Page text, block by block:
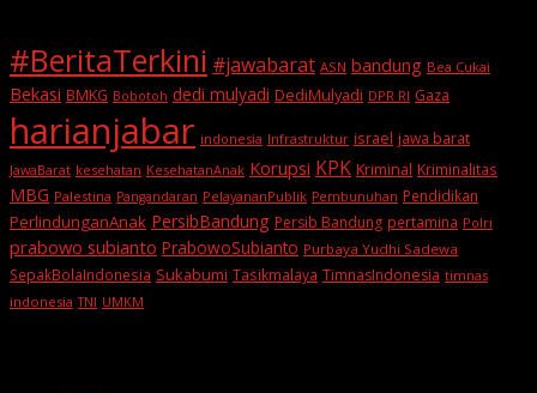
#BeritaTerkini #jawabarat ASN bandung Bea Cukai
Bekasi BMKG Bobotoh dedi mulyadi DediMulyadi DPR RI Gaza
harianjabar indonesia Infrastruktur israel jawa barat
JawaBarat kesehatan KesehatanAnak Korupsi KPK Kriminal Kriminalitas
MBG Palestina Pangandaran PelayananPublik Pembunuhan Pendidikan
PerlindunganAnak PersibBandung Persib Bandung pertamina Polri
prabowo subianto PrabowoSubianto Purbaya Yudhi Sadewa
SepakBolaIndonesia Sukabumi Tasikmalaya TimnasIndonesia timnas
indonesia TNI UMKM